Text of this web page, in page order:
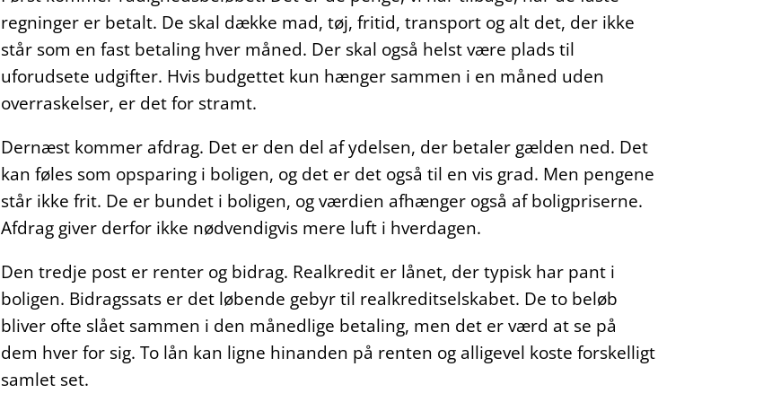
regninger er betalt. De skal dække mad, tøj, fritid, transport og alt det, der ikke
står som en fast betaling hver måned. Der skal også helst være plads til
uforudsete udgifter. Hvis budgettet kun hænger sammen i en måned uden
overraskelser, er det for stramt.
Dernæst kommer afdrag. Det er den del af ydelsen, der betaler gælden ned. Det
kan føles som opsparing i boligen, og det er det også til en vis grad. Men pengene
står ikke frit. De er bundet i boligen, og værdien afhænger også af boligpriserne.
Afdrag giver derfor ikke nødvendigvis mere luft i hverdagen.
Den tredje post er renter og bidrag. Realkredit er lånet, der typisk har pant i
boligen. Bidragssats er det løbende gebyr til realkreditselskabet. De to beløb
bliver ofte slået sammen i den månedlige betaling, men det er værd at se på
dem hver for sig. To lån kan ligne hinanden på renten og alligevel koste forskelligt
samlet set.